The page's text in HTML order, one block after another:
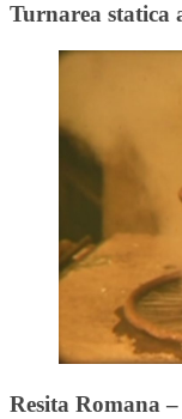
Turnarea statica
Resita Romana